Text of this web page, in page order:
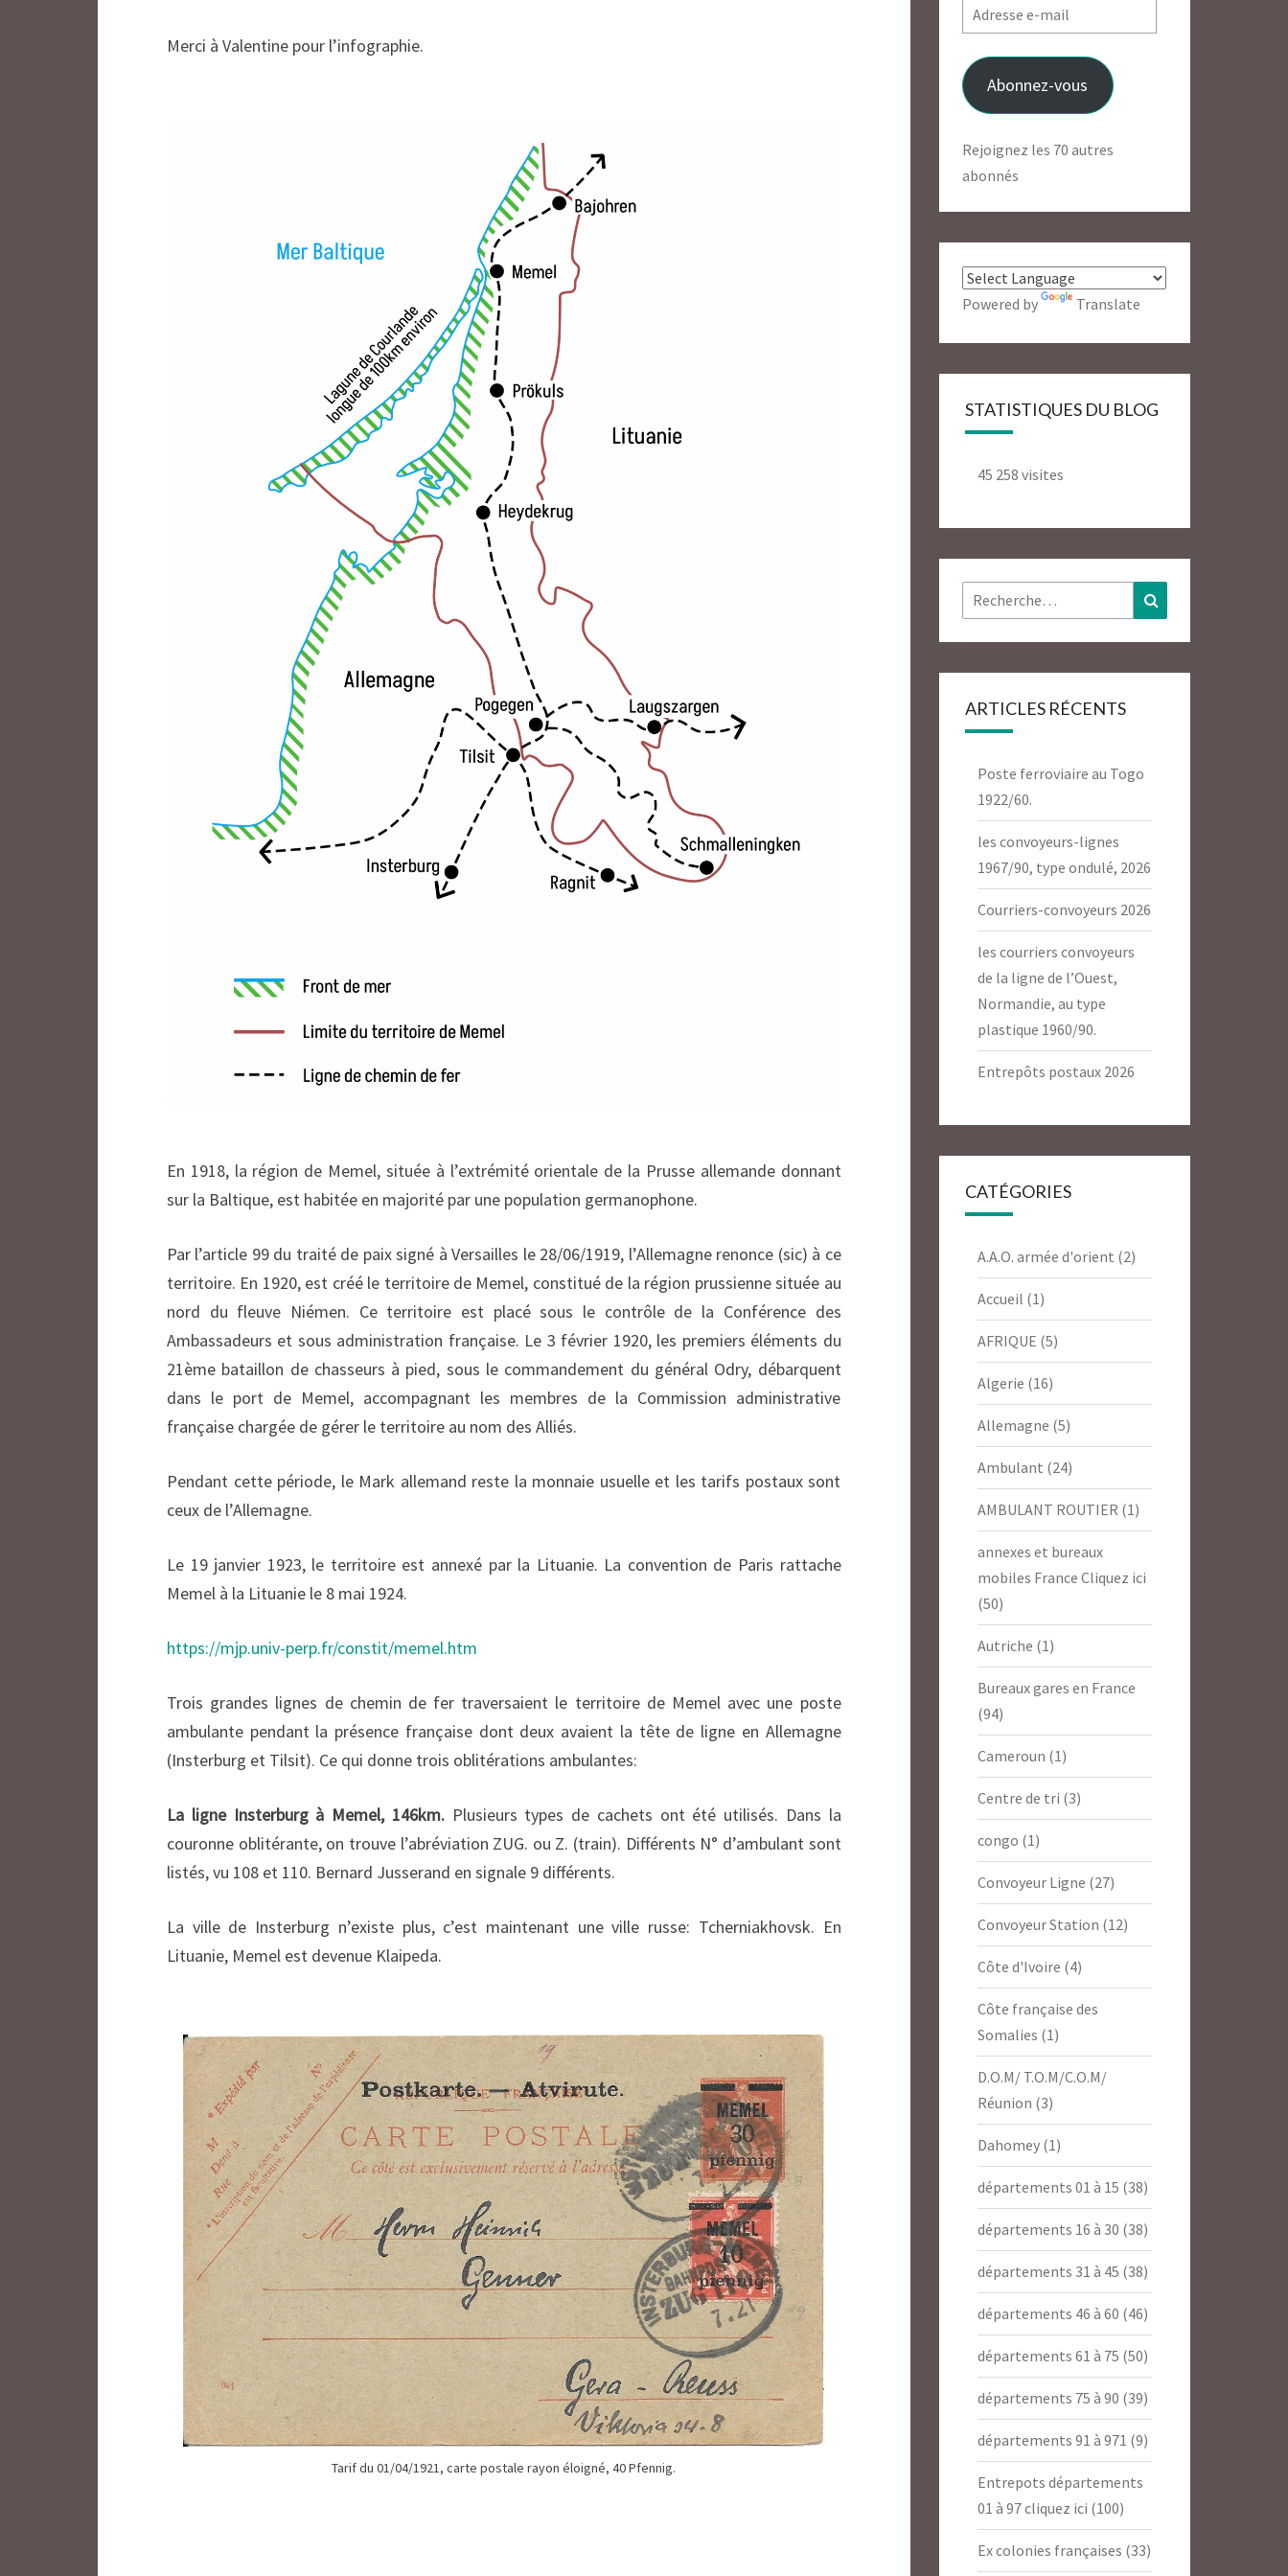
Merci à Valentine pour l’infographie.
En 1918, la région de Memel, située à l’extrémité orientale de la Prusse allemande donnant
sur la Baltique, est habitée en majorité par une population germanophone.
Par l’article 99 du traité de paix signé à Versailles le 28/06/1919, l’Allemagne renonce (sic) à ce
territoire. En 1920, est créé le territoire de Memel, constitué de la région prussienne située au
nord du fleuve Niémen. Ce territoire est placé sous le contrôle de la Conférence des
Ambassadeurs et sous administration française. Le 3 février 1920, les premiers éléments du
21ème bataillon de chasseurs à pied, sous le commandement du général Odry, débarquent
dans le port de Memel, accompagnant les membres de la Commission administrative
française chargée de gérer le territoire au nom des Alliés.
Pendant cette période, le Mark allemand reste la monnaie usuelle et les tarifs postaux sont
ceux de l’Allemagne.
Le 19 janvier 1923, le territoire est annexé par la Lituanie. La convention de Paris rattache
Memel à la Lituanie le 8 mai 1924.
https://mjp.univ-perp.fr/constit/memel.htm
Trois grandes lignes de chemin de fer traversaient le territoire de Memel avec une poste
ambulante pendant la présence française dont deux avaient la tête de ligne en Allemagne
(Insterburg et Tilsit). Ce qui donne trois oblitérations ambulantes:
La ligne Insterburg à Memel, 146km.Plusieurs types de cachets ont été utilisés. Dans la
couronne oblitérante, on trouve l’abréviation ZUG. ou Z. (train). Différents N° d’ambulant sont
listés, vu 108 et 110. Bernard Jusserand en signale 9 différents.
La ville de Insterburg n’existe plus, c’est maintenant une ville russe: Tcherniakhovsk. En
Lituanie, Memel est devenue Klaipeda.
Tarif du 01/04/1921, carte postale rayon éloigné, 40 Pfennig.
Adresse
e-
mail
Abonnez-vous
Rejoignez les 70 autres
abonnés
Powered by Translate
STATISTIQUES DU BLOG
45 258 visites
Rechercher :
ARTICLES RÉCENTS
Poste ferroviaire au Togo
1922/60.
les convoyeurs-lignes
1967/90, type ondulé, 2026
Courriers-convoyeurs 2026
les courriers convoyeurs
de la ligne de l’Ouest,
Normandie, au type
plastique 1960/90.
Entrepôts postaux 2026
CATÉGORIES
A.A.O. armée d'orient (2)
Accueil (1)
AFRIQUE (5)
Algerie (16)
Allemagne (5)
Ambulant (24)
AMBULANT ROUTIER (1)
annexes et bureaux
mobiles France Cliquez ici
(50)
Autriche (1)
Bureaux gares en France
(94)
Cameroun (1)
Centre de tri (3)
congo (1)
Convoyeur Ligne (27)
Convoyeur Station (12)
Côte d'Ivoire (4)
Côte française des
Somalies (1)
D.O.M/ T.O.M/C.O.M/
Réunion (3)
Dahomey(1)
départements 01 à 15 (38)
départements 16 à 30 (38)
départements 31 à 45 (38)
départements 46 à 60 (46)
départements 61 à 75 (50)
départements 75 à 90 (39)
départements 91 à 971 (9)
Entrepots départements
01 à 97 cliquez ici (100)
Ex colonies françaises (33)